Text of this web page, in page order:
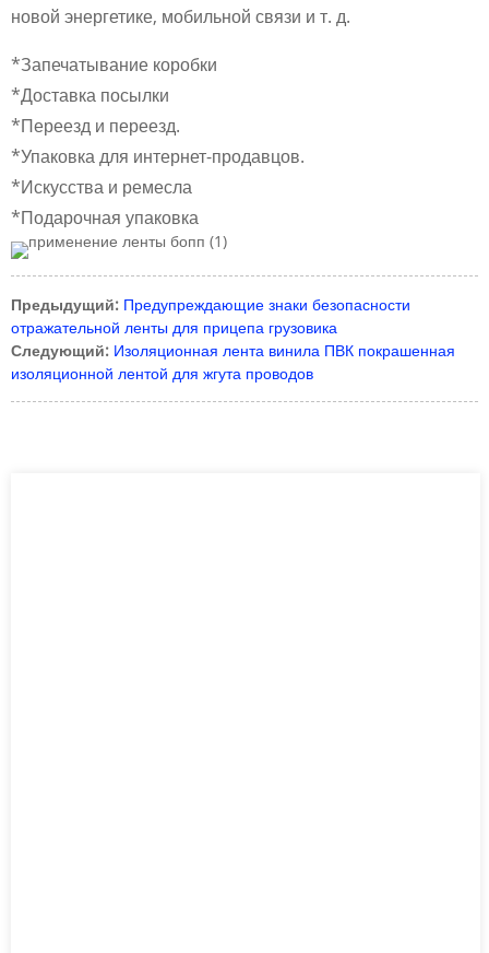
новой энергетике, мобильной связи и т. д.
*Запечатывание коробки
*Доставка посылки
*Переезд и переезд.
*Упаковка для интернет-продавцов.
*Искусства и ремесла
*Подарочная упаковка
Предыдущий: Предупреждающие знаки безопасности
отражательной ленты для прицепа грузовика
Следующий: Изоляционная лента винила ПВК покрашенная
изоляционной лентой для жгута проводов